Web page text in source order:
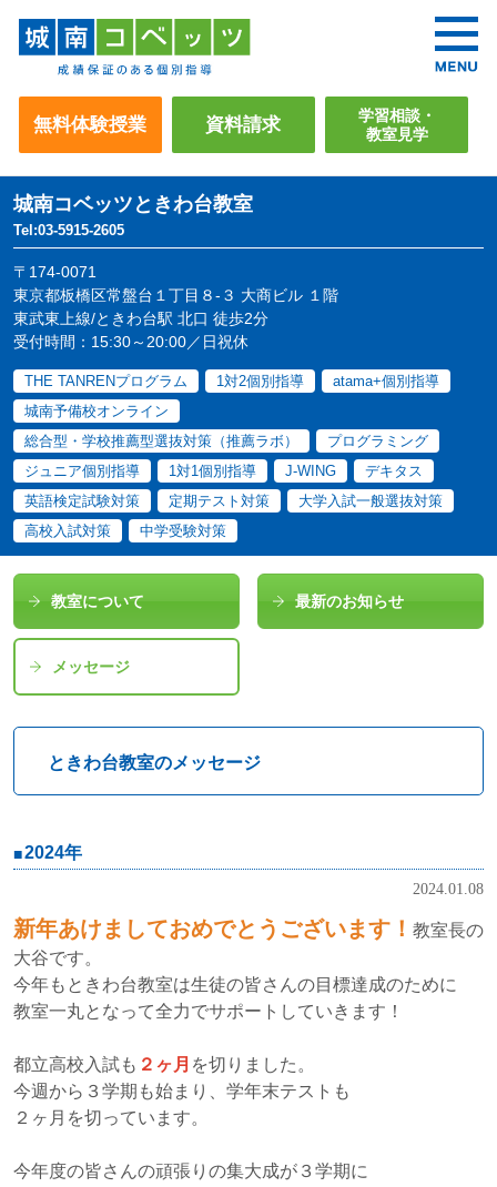
無料体験授業 資料請求
学習相談・
教室見学
城南コベッツ ときわ台教室
Tel:03-5915-2605
〒174-0071
東京都板橋区常盤台１丁目８-３ 大商ビル １階
東武東上線/ときわ台駅 北口 徒歩2分
受付時間：15:30～20:00／日祝休
THE TANRENプログラム 1対2個別指導
atama+個別指導
城南予備校オンライン
総合型・学校推薦型選抜対策（推薦ラボ）
プログラミング
ジュニア個別指導
1対1個別指導 J-WING
デキタス
英語検定試験対策
定期テスト対策
大学入試一般選抜対策
高校入試対策
中学受験対策
教室について 最新のお知らせ
メッセージ
ときわ台教室のメッセージ
2024年
2024.01.08
新年あけましておめでとうございます！ 教室長の
大谷です。
今年もときわ台教室は生徒の皆さんの目標達成のために
教室一丸となって全力でサポートしていきます！
都立高校入試も ２ヶ月 を切りました。
今週から３学期も始まり、学年末テストも
２ヶ月を切っています。
今年度の皆さんの頑張りの集大成が３学期に